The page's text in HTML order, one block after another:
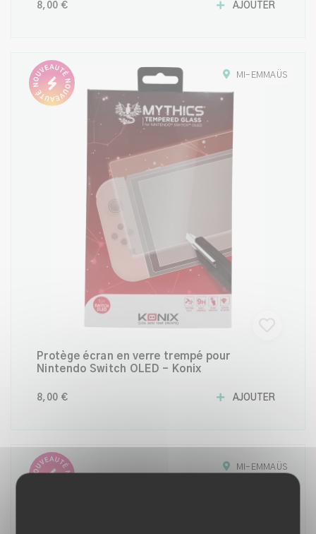
8,00 € AJOUTER
MI-EMMAÜS
Protège écran en verre trempé pour
Nintendo Switch OLED – Konix
8,00 € AJOUTER
MI-EMMAÜS